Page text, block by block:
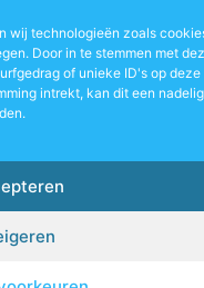
wij technologieën zoals
Door in te stemmen met
of unieke ID's op
intrekt, kan dit een